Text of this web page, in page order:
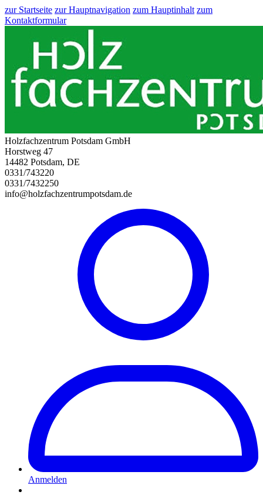
zur Startseite zur Hauptnavigation zum Hauptinhalt zum
Kontaktformular
Holzfachzentrum Potsdam GmbH
Horstweg 47
14482 Potsdam, DE
0331/743220
0331/7432250
info@holzfachzentrumpotsdam.de
Anmelden